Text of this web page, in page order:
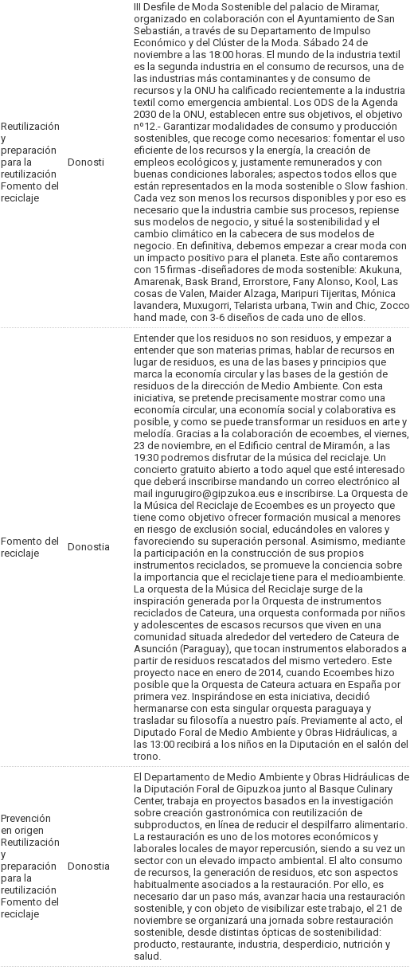
Reutilización
y
preparación
para la
reutilización
Fomento del
reciclaje
Donosti
III Desfile de Moda Sostenible del palacio de Miramar,
organizado en colaboración con el Ayuntamiento de San
Sebastián, a través de su Departamento de Impulso
Económico y del Clúster de la Moda. Sábado 24 de
noviembre a las 18:00 horas. El mundo de la industria textil
es la segunda industria en el consumo de recursos, una de
las industrias más contaminantes y de consumo de
recursos y la ONU ha calificado recientemente a la industria
textil como emergencia ambiental. Los ODS de la Agenda
2030 de la ONU, establecen entre sus objetivos, el objetivo
nº12.- Garantizar modalidades de consumo y producción
sostenibles, que recoge como necesarios: fomentar el uso
eficiente de los recursos y la energía, la creación de
empleos ecológicos y, justamente remunerados y con
buenas condiciones laborales; aspectos todos ellos que
están representados en la moda sostenible o Slow fashion.
Cada vez son menos los recursos disponibles y por eso es
necesario que la industria cambie sus procesos, repiense
sus modelos de negocio, y situé la sostenibilidad y el
cambio climático en la cabecera de sus modelos de
negocio. En definitiva, debemos empezar a crear moda con
un impacto positivo para el planeta. Este año contaremos
con 15 firmas -diseñadores de moda sostenible: Akukuna,
Amarenak, Bask Brand, Errorstore, Fany Alonso, Kool, Las
cosas de Valen, Maider Alzaga, Maripuri Tijeritas, Mónica
lavandera, Muxugorri, Telarista urbana, Twin and Chic, Zocco
hand made, con 3-6 diseños de cada uno de ellos.
Fomento del
reciclaje
Donostia
Entender que los residuos no son residuos, y empezar a
entender que son materias primas, hablar de recursos en
lugar de residuos, es una de las bases y principios que
marca la economía circular y las bases de la gestión de
residuos de la dirección de Medio Ambiente. Con esta
iniciativa, se pretende precisamente mostrar como una
economía circular, una economía social y colaborativa es
posible, y como se puede transformar un residuos en arte y
melodía. Gracias a la colaboración de ecoembes, el viernes,
23 de noviembre, en el Edificio central de Miramón, a las
19:30 podremos disfrutar de la música del reciclaje. Un
concierto gratuito abierto a todo aquel que esté interesado
que deberá inscribirse mandando un correo electrónico al
mail ingurugiro@gipzukoa.eus e inscribirse. La Orquesta de
la Música del Reciclaje de Ecoembes es un proyecto que
tiene como objetivo ofrecer formación musical a menores
en riesgo de exclusión social, educándoles en valores y
favoreciendo su superación personal. Asimismo, mediante
la participación en la construcción de sus propios
instrumentos reciclados, se promueve la conciencia sobre
la importancia que el reciclaje tiene para el medioambiente.
La orquesta de la Música del Reciclaje surge de la
inspiración generada por la Orquesta de instrumentos
reciclados de Cateura, una orquesta conformada por niños
y adolescentes de escasos recursos que viven en una
comunidad situada alrededor del vertedero de Cateura de
Asunción (Paraguay), que tocan instrumentos elaborados a
partir de residuos rescatados del mismo vertedero. Este
proyecto nace en enero de 2014, cuando Ecoembes hizo
posible que la Orquesta de Cateura actuara en España por
primera vez. Inspirándose en esta iniciativa, decidió
hermanarse con esta singular orquesta paraguaya y
trasladar su filosofía a nuestro país. Previamente al acto, el
Diputado Foral de Medio Ambiente y Obras Hidráulicas, a
las 13:00 recibirá a los niños en la Diputación en el salón del
trono.
Prevención
en origen
Reutilización
y
preparación
para la
reutilización
Fomento del
reciclaje
Donostia
El Departamento de Medio Ambiente y Obras Hidráulicas de
la Diputación Foral de Gipuzkoa junto al Basque Culinary
Center, trabaja en proyectos basados en la investigación
sobre creación gastronómica con reutilización de
subproductos, en línea de reducir el despilfarro alimentario.
La restauración es uno de los motores económicos y
laborales locales de mayor repercusión, siendo a su vez un
sector con un elevado impacto ambiental. El alto consumo
de recursos, la generación de residuos, etc son aspectos
habitualmente asociados a la restauración. Por ello, es
necesario dar un paso más, avanzar hacia una restauración
sostenible, y con objeto de visibilizar este trabajo, el 21 de
noviembre se organizará una jornada sobre restauración
sostenible, desde distintas ópticas de sostenibilidad:
producto, restaurante, industria, desperdicio, nutrición y
salud.